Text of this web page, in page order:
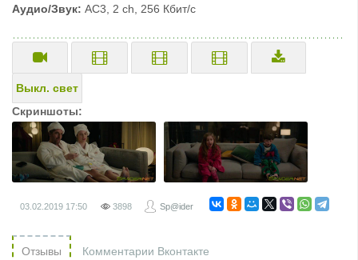
Аудио/Звук: AC3, 2 ch, 256 Кбит/с
Выкл. свет
Скриншоты:
03.02.2019 17:50 3898 Sp@ider
Отзывы Комментарии Вконтакте